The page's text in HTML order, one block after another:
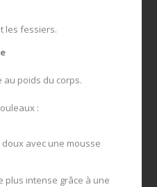
les fessiers.
au poids du corps.
:
avec une mousse
plus intense grâce à une